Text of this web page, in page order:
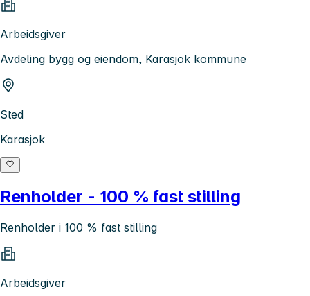
Arbeidsgiver
Avdeling bygg og eiendom, Karasjok kommune
Sted
Karasjok
Renholder - 100 % fast stilling
Renholder i 100 % fast stilling
Arbeidsgiver